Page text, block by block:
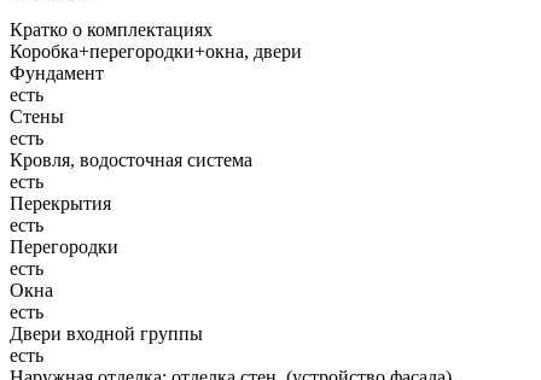
Кратко о комплектациях
Коробка+перегородки+окна, двери
Фундамент
есть
Стены
есть
Кровля, водосточная система
есть
Перекрытия
есть
Перегородки
есть
Окна
есть
Двери входной группы
есть